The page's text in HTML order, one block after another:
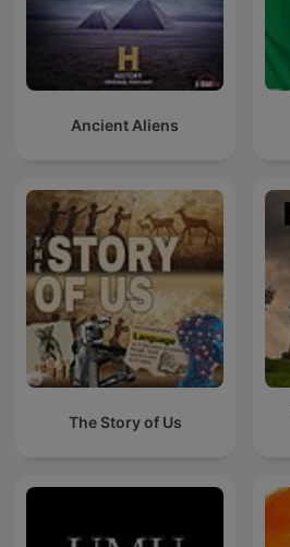
Ancient Aliens
The Story of Us